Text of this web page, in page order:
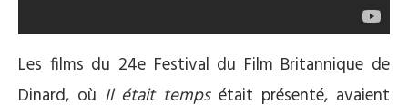
Les films du 24e Festival du Film Britannique de
Dinard, où Il était tempsétait présenté, avaient